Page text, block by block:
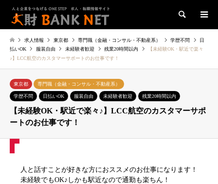
検索
求人情報 東京都 専門職（金融・コンサル・不動産系） 学歴不問
日
払いOK
服装自由 未経験者歓迎 残業20時間以内
【未経験OK・駅近で楽々
♪】LCC航空のカスタマーサポートのお仕事です！
東京都 専門職（金融・コンサル・不動産系）
学歴不問 日払いOK 服装自由 未経験者歓迎 残業20時間以内
【未経験OK・駅近で楽々♪】LCC航空のカスタマーサポ
ートのお仕事です！
人と話すことが好きな方におススメのお仕事になります！
未経験でもOK♪しかも駅近なので通勤も楽ちん！